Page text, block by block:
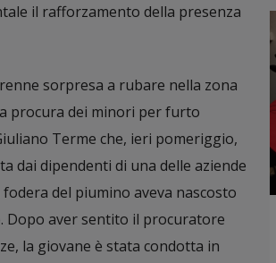
il rafforzamento della presenza
sorpresa a rubare nella zona
procura dei minori per furto
Terme che, ieri pomeriggio,
dai dipendenti di una delle aziende
del piumino aveva nascosto
Dopo aver sentito il procuratore
la giovane è stata condotta in